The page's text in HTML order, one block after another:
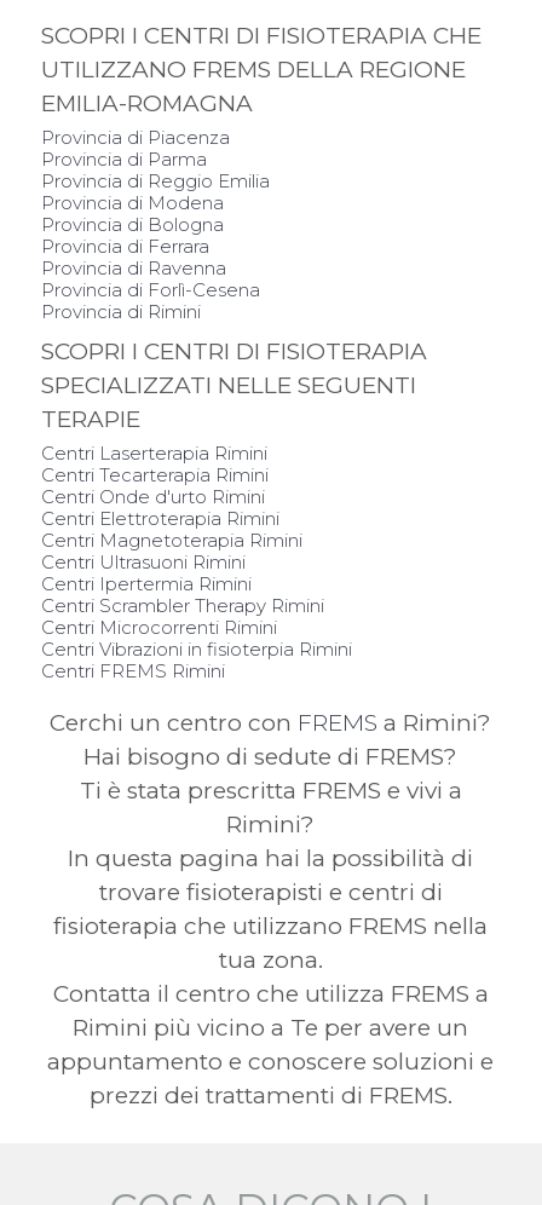
SCOPRI I CENTRI DI FISIOTERAPIA CHE
UTILIZZANO FREMS DELLA REGIONE
EMILIA-ROMAGNA
Provincia di Piacenza
Provincia di Parma
Provincia di Reggio Emilia
Provincia di Modena
Provincia di Bologna
Provincia di Ferrara
Provincia di Ravenna
Provincia di Forlì-Cesena
Provincia di Rimini
SCOPRI I CENTRI DI FISIOTERAPIA
SPECIALIZZATI NELLE SEGUENTI
TERAPIE
Centri Laserterapia Rimini
Centri Tecarterapia Rimini
Centri Onde d'urto Rimini
Centri Elettroterapia Rimini
Centri Magnetoterapia Rimini
Centri Ultrasuoni Rimini
Centri Ipertermia Rimini
Centri Scrambler Therapy Rimini
Centri Microcorrenti Rimini
Centri Vibrazioni in fisioterpia Rimini
Centri FREMS Rimini
Cerchi un centro con FREMS a Rimini?
Hai bisogno di sedute di FREMS?
Ti è stata prescritta FREMS e vivi a
Rimini?
In questa pagina hai la possibilità di
trovare fisioterapisti e centri di
fisioterapia che utilizzano FREMS nella
tua zona.
Contatta il centro che utilizza FREMS a
Rimini più vicino a Te per avere un
appuntamento e conoscere soluzioni e
prezzi dei trattamenti di FREMS.